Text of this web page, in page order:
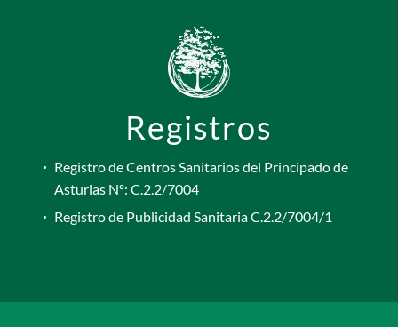
Registros
Registro de Centros Sanitarios del Principado de
Asturias Nº: C.2.2/7004
Registro de Publicidad Sanitaria C.2.2/7004/1